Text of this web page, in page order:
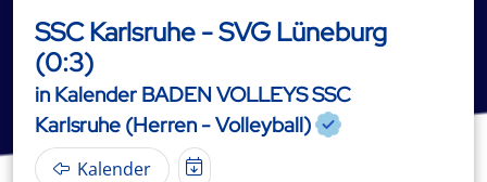
SSC Karlsruhe - SVG Lüneburg
(0:3)
in Kalender BADEN VOLLEYS SSC
Karlsruhe (Herren - Volleyball)
Kalender